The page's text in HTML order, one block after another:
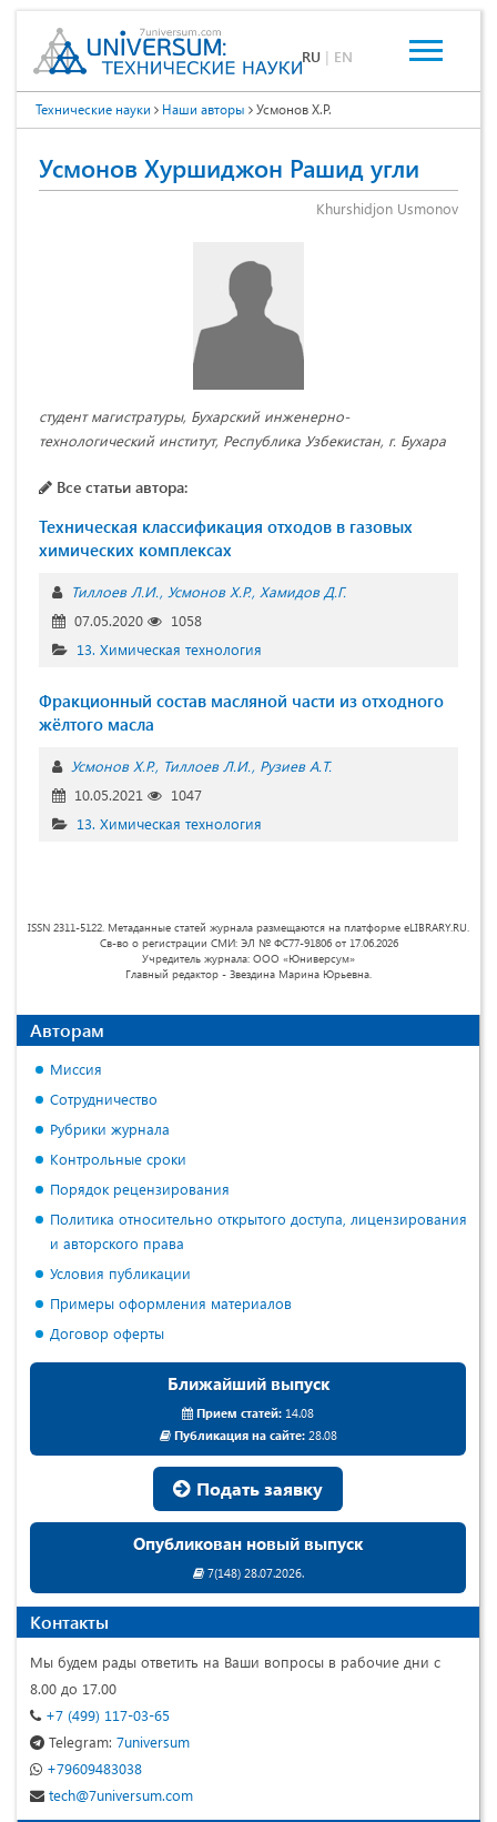
RU | EN
Технические науки Наши авторы Усмонов Х.Р.
Усмонов Хуршиджон Рашид угли
Khurshidjon Usmonov
студент магистратуры, Бухарский инженерно-
технологический институт, Республика Узбекистан, г. Бухара
Все статьи автора:
Техническая классификация отходов в газовых
химических комплексах
Тиллоев Л.И. Усмонов Х.Р. Хамидов Д.Г.
07.05.2020
1058
13. Химическая технология
Фракционный состав масляной части из отходного
жёлтого масла
Усмонов Х.Р. Тиллоев Л.И. Рузиев А.Т.
10.05.2021
1047
13. Химическая технология
ISSN 2311-5122. Метаданные статей журнала размещаются на платформе eLIBRARY.RU.
Св-во о регистрации СМИ: ЭЛ № ФС77-91806 от 17.06.2026
Учредитель журнала: ООО «Юниверсум»
Главный редактор - Звездина Марина Юрьевна.
Авторам
Миссия
Сотрудничество
Рубрики журнала
Контрольные сроки
Порядок рецензирования
Политика относительно открытого доступа, лицензирования
и авторского права
Условия публикации
Примеры оформления материалов
Договор оферты
Ближайший выпуск
Прием статей: 14.08
Публикация на сайте:28.08
Подать заявку
Опубликован новый выпуск
7(148) 28.07.2026.
Контакты
Мы будем рады ответить на Ваши вопросы в рабочие дни с
8.00 до 17.00
+7 (499) 117-03-65
Telegram: 7universum
+79609483038
tech@7universum.com